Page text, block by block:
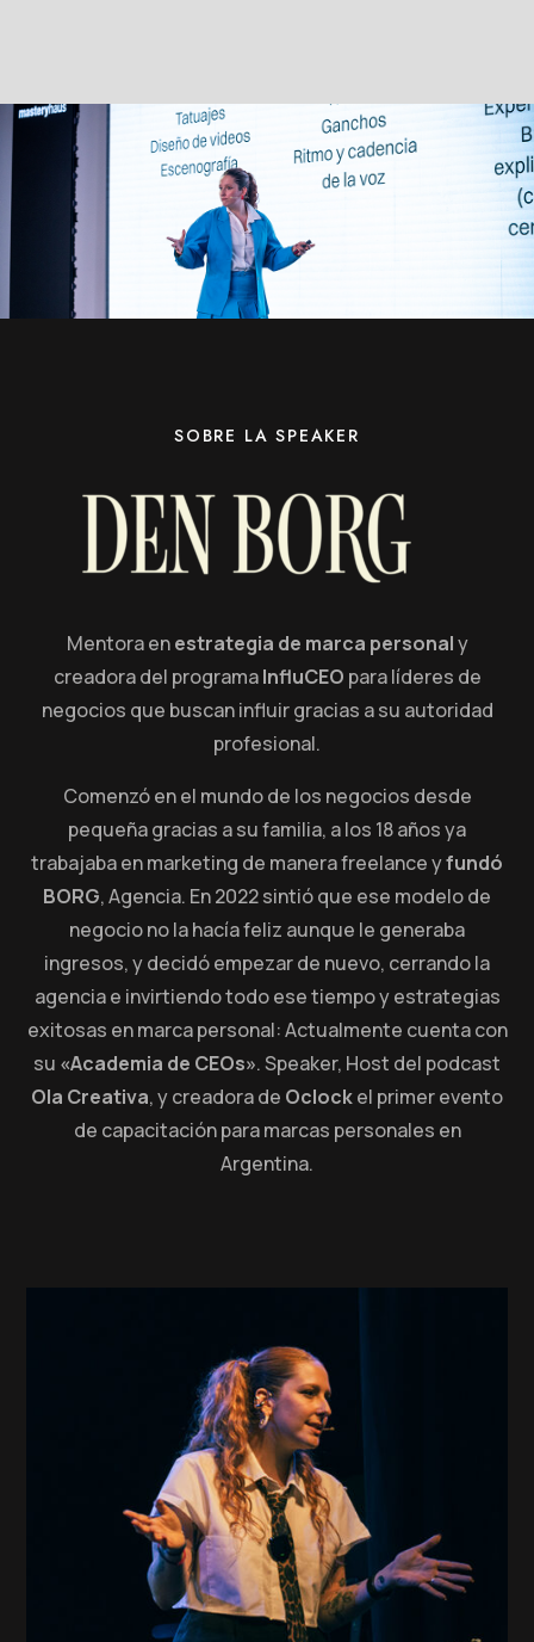
SOBRE LA SPEAKER
Mentora enestrategia de marca personaly
creadora del programaInfluCEO para líderes de
negocios que buscan influir gracias a su autoridad
profesional.
Comenzó en el mundo de los negocios desde
pequeña gracias a su familia, a los 18 años ya
trabajaba en marketing de manera freelance yfundó
BORG, Agencia. En 2022 sintió que ese modelo de
negocio no la hacía feliz aunque le generaba
ingresos, y decidó empezar de nuevo, cerrando la
agencia e invirtiendo todo ese tiempo y estrategias
exitosas en marca personal: Actualmente cuenta con
su «Academia de CEOs». Speaker, Host del podcast
Ola Creativa, y creadora de Oclockel primer evento
de capacitación para marcas personales en
Argentina.